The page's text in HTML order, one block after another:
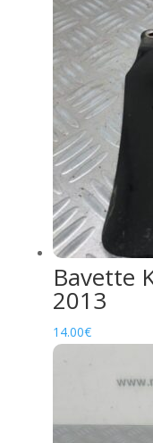
Bavette
2013
14.00€